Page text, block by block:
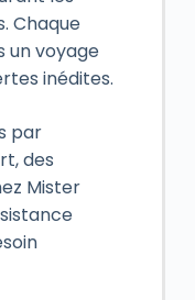
Chaque
un voyage
inédites.
par
des
Mister